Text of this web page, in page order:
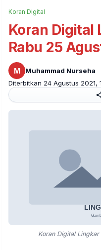
Koran Digital
Koran Digital
Rabu 25
M
Muhammad Nurseha
Diterbitkan 24 Agustus 2021,
Koran Digital